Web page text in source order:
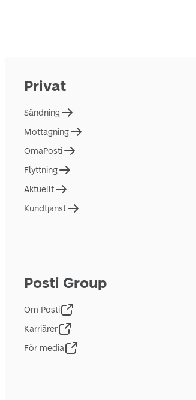
Privat
Sändning
Mottagning
OmaPosti
Flyttning
Aktuellt
Kundtjänst
Posti Group
Om Posti
Karriärer
För media